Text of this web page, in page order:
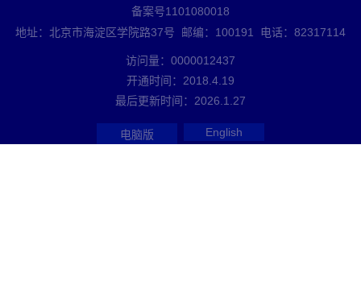
备案号1101080018
地址：北京市海淀区学院路37号 邮编：100191 电话：82317114
访问量： 0000012437
开通时间： 2018 4 19
最后更新时间： 2026 1 27
电脑版 English